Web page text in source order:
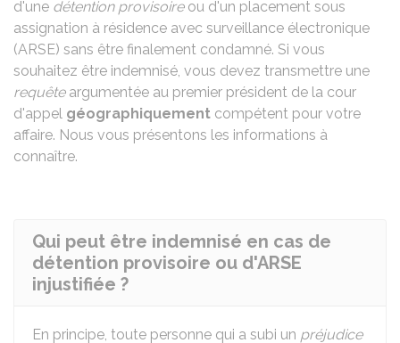
d'une détention provisoireou d'un placement sous
assignation à résidence avec surveillance électronique
(ARSE) sans être finalement condamné. Si vous
souhaitez être indemnisé, vous devez transmettre une
requêteargumentée au premier président de la cour
d'appel géographiquement compétent pour votre
affaire. Nous vous présentons les informations à
connaître.
Qui peut être indemnisé en cas de
détention provisoire ou d'ARSE
injustifiée ?
En principe, toute personne qui a subi un préjudice